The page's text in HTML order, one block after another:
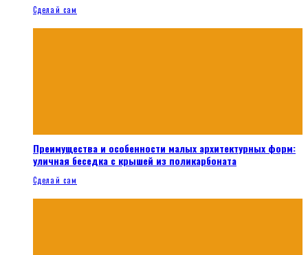
Сделай сам
Преимущества и особенности малых архитектурных форм:
уличная беседка с крышей из поликарбоната
Сделай сам